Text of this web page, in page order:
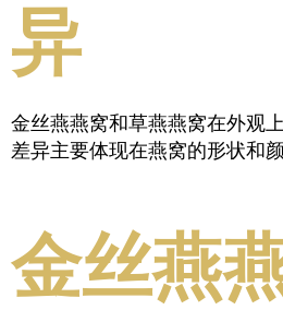
异
金丝燕燕窝和草燕燕窝在外观
差异主要体现在燕窝的形状和颜
金丝燕